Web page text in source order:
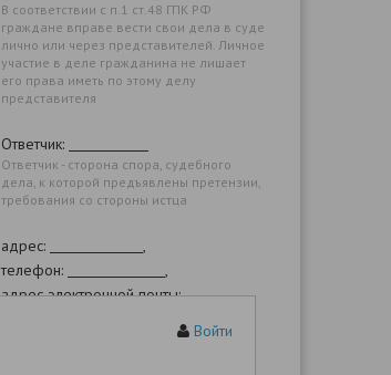
В соответствии с п.1 ст.48 ГПК РФ
граждане вправе вести свои дела в суде
лично или через представителей. Личное
участие в деле гражданина не лишает
его права иметь по этому делу
представителя
Ответчик:
Ответчик - сторона спора, судебного
дела, к которой предъявлены претензии,
требования со стороны истца
адрес:
,
телефон:
,
адрес электронной почты:
Войти